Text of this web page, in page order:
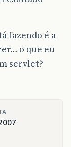
fazendo é a
o que eu
servlet?